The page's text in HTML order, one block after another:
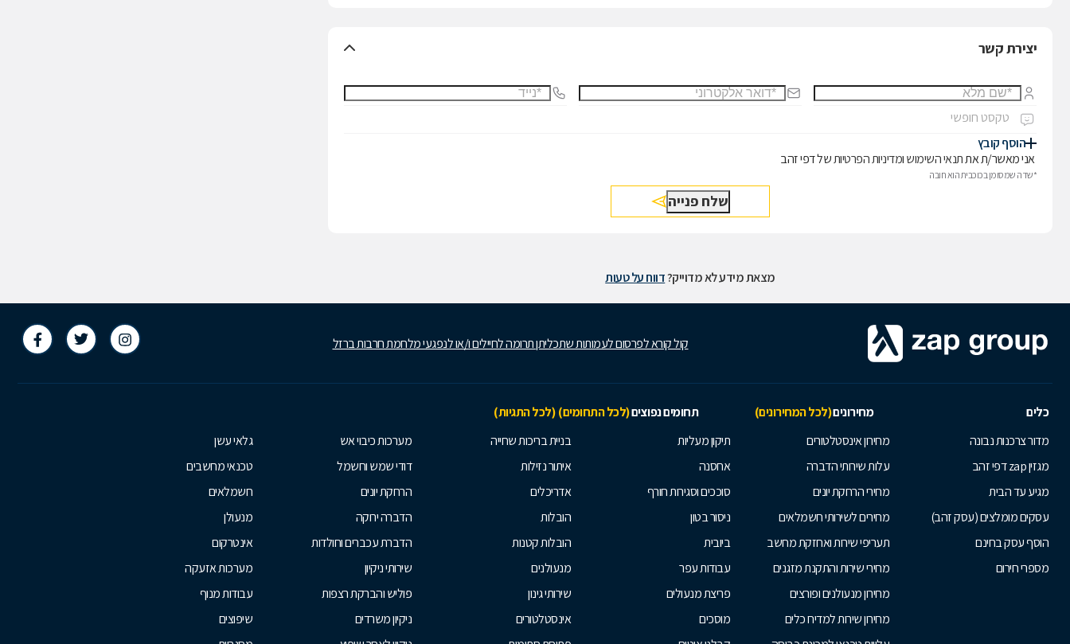
יצירת קשר
הוסף קובץ
אני מאשר/ת אתתנאי השימושומדיניות הפרטיותשל דפי זהב
*שדה שמסומן בכוכבית הוא חובה
מצאת מידע לא מדוייק?דווח על טעות
קול קורא לפרסום לעמותות שתכליתן תרומה לחיילים ו/או לנפגעי מלחמת חרבות ברזל
כלים מחירונים(לכל המחירונים) תחומים נפוצים(לכל התחומים) (לכל התגיות)
מדור צרכנות נבונה
מגזין zap דפי זהב
מגיע עד הבית
עסקים מומלצים (עסק זהב)
הוסף עסק בחינם
מספרי חירום
מחירון אינסטלטורים
עלות שירותי הדברה
מחירי הרחקת יונים
מחירים לשירותי חשמלאים
תעריפי שירות ואחזקת מחשב
מחירי שירות והתקנת מזגנים
מחירון מנעולנים ופורצים
מחירון שירות למדיח כלים
תיקון מעליות
אחסנה
סוככים וסגירות חורף
ניסור בטון
ביובית
עבודות עפר
פריצת מנעולים
מוסכים
בניית בריכות שחייה
איתור נזילות
אדריכלים
הובלות
הובלות קטנות
מנעולנים
שירותי גינון
אינסטלטורים
מערכות כיבוי אש
דודי שמש וחשמל
הרחקת יונים
הדברה ירוקה
הדברת עכברים וחולדות
שירותי ניקיון
פוליש והברקת רצפות
ניקיון משרדים
גלאי עשן
טכנאי מחשבים
חשמלאים
מנעולן
אינטרקום
מערכות אזעקה
עבודות מנוף
שיפוצים